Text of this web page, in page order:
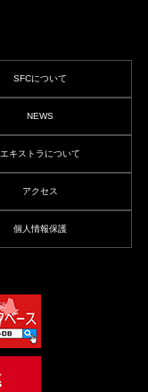
SFCについて
NEWS
エキストラについて
アクセス
個人情報保護